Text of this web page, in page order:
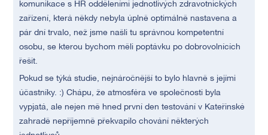
komunikace s HR odděleními jednotlivých zdravotnických
zařízení, která někdy nebyla úplně optimálně nastavena a
pár dní trvalo, než jsme našli tu správnou kompetentní
osobu, se kterou bychom měli poptávku po dobrovolnících
řešit.
Pokud se týká studie, nejnáročnější to bylo hlavně s jejími
účastníky. :) Chápu, že atmosféra ve společnosti byla
vypjatá, ale nejen mě hned první den testování v Kateřinské
zahradě nepříjemně překvapilo chování některých